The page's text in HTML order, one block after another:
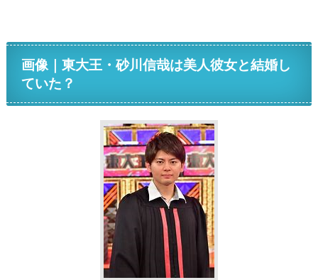
画像｜東大王・砂川信哉は美人彼女と結婚し
ていた？